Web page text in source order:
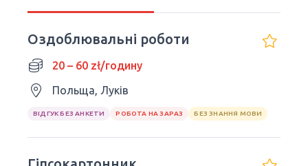
Оздоблювальні роботи
20 – 60 zł/годину
Польща, Луків
ВІДГУК БЕЗ АНКЕТИ РОБОТА НА ЗАРАЗ БЕЗ ЗНАННЯ МОВИ